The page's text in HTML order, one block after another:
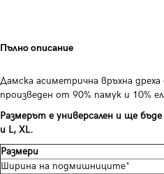
Пълно описание
Дамска асиметрична връхна
произведен от 90% памук и 10%
Размерът е универсален и ще
и L, XL.
Размери
Ширина на подмишниците*